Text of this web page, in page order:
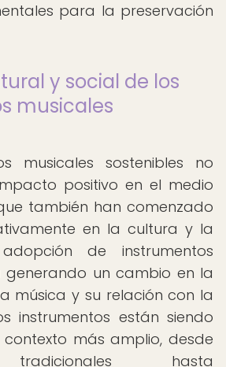
para la preservación
y social de los
musicales
musicales sostenibles no
positivo en el medio
también han comenzado
en la cultura y la
de instrumentos
generando un cambio en la
música y su relación con la
instrumentos están siendo
contexto más amplio, desde
hasta